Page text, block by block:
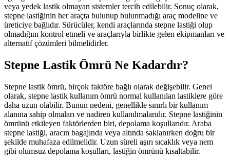
veya yedek lastik olmayan sistemler tercih edilebilir. Sonuç olarak,
stepne lastiğinin her araçta bulunup bulunmadığı araç modeline ve
üreticiye bağlıdır. Sürücüler, kendi araçlarında stepne lastiği olup
olmadığını kontrol etmeli ve araçlarıyla birlikte gelen ekipmanları ve
alternatif çözümleri bilmelidirler.
Stepne Lastik Ömrü Ne Kadardır?
Stepne lastik ömrü, birçok faktöre bağlı olarak değişebilir. Genel
olarak, stepne lastik kullanım ömrü normal kullanılan lastiklere göre
daha uzun olabilir. Bunun nedeni, genellikle sınırlı bir kullanım
alanına sahip olmaları ve nadiren kullanılmalarıdır. Stepne lastiğinin
ömrünü etkileyen faktörlerden biri, depolama koşullarıdır. Araba
stepne lastiği, aracın bagajında veya altında saklanırken doğru bir
şekilde muhafaza edilmelidir. Uzun süreli aşırı sıcaklık veya nem
gibi olumsuz depolama koşulları, lastiğin ömrünü kısaltabilir.